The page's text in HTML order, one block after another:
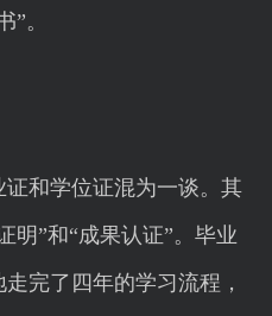
。
和学位证混为一谈。其
明”和“成果认证”。毕业
完了四年的学习流程，